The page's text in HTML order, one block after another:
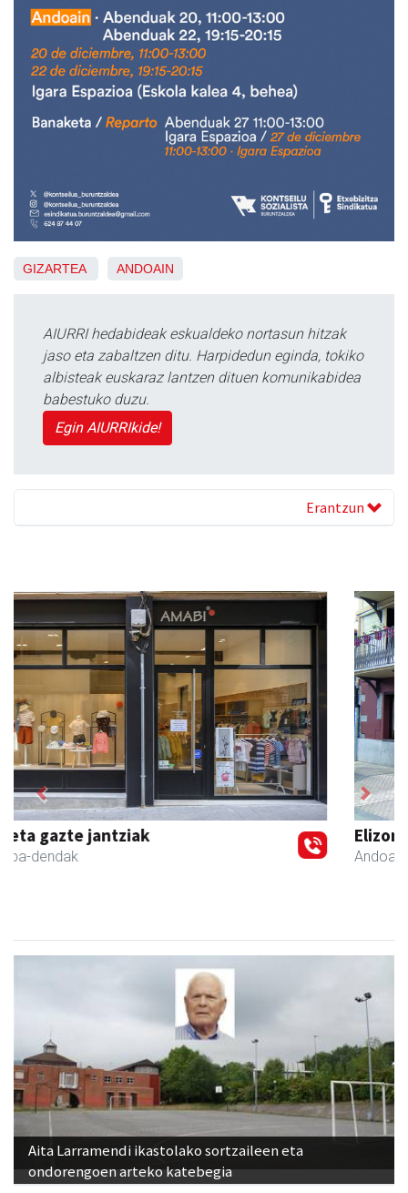
GIZARTEA ANDOAIN
AIURRI hedabideak eskualdeko nortasun hitzak
jaso eta zabaltzen ditu. Harpidedun eginda, tokiko
albisteak euskaraz lantzen dituen komunikabidea
babestuko duzu.
Egin AIURRIkide!
Erantzun
Elizondo taberna
Andoain -
Previous Next
Aita Larramendi ikastolako sortzaileen eta
ondorengoen arteko katebegia